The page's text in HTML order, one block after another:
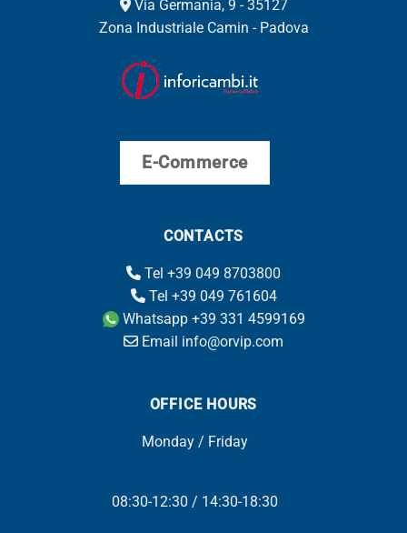
Via Germania, 9 - 35127
Zona Industriale Camin - Padova
E-Commerce
CONTACTS
Tel +39 049 8703800
Tel +39 049 761604
Whatsapp +39 331 4599169
Email info@orvip.com
OFFICE HOURS
Monday / Friday
08:30-12:30 / 14:30-18:30